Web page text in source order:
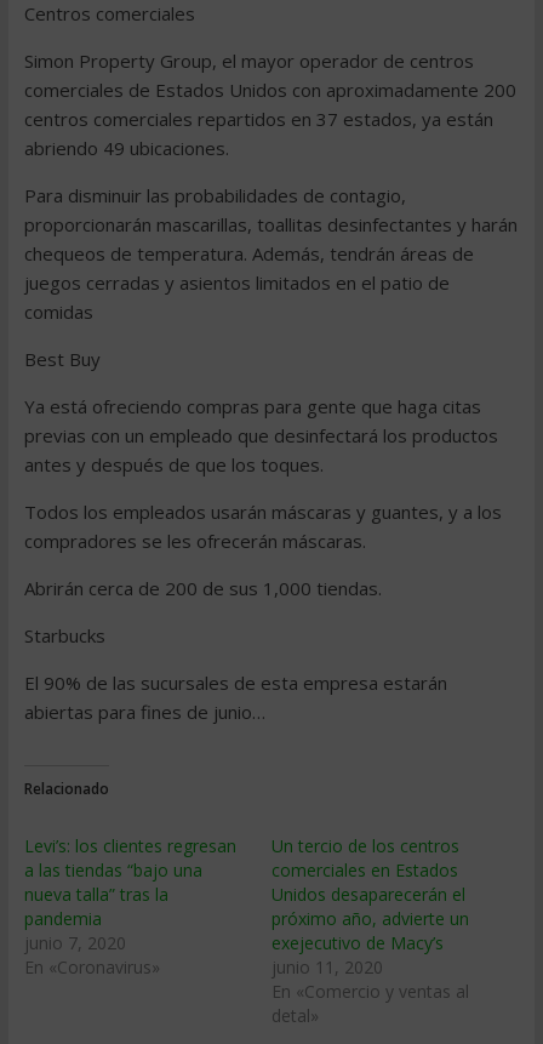
Centros comerciales
Simon Property Group, el mayor operador de centros
comerciales de Estados Unidos con aproximadamente 200
centros comerciales repartidos en 37 estados, ya están
abriendo 49 ubicaciones.
Para disminuir las probabilidades de contagio,
proporcionarán mascarillas, toallitas desinfectantes y harán
chequeos de temperatura. Además, tendrán áreas de
juegos cerradas y asientos limitados en el patio de
comidas
Best Buy
Ya está ofreciendo compras para gente que haga citas
previas con un empleado que desinfectará los productos
antes y después de que los toques.
Todos los empleados usarán máscaras y guantes, y a los
compradores se les ofrecerán máscaras.
Abrirán cerca de 200 de sus 1,000 tiendas.
Starbucks
El 90% de las sucursales de esta empresa estarán
abiertas para fines de junio…
Relacionado
Levi’s: los clientes regresan
a las tiendas “bajo una
nueva talla” tras la
pandemia
junio 7, 2020
En «Coronavirus»
Un tercio de los centros
comerciales en Estados
Unidos desaparecerán el
próximo año, advierte un
exejecutivo de Macy’s
junio 11, 2020
En «Comercio y ventas al
detal»